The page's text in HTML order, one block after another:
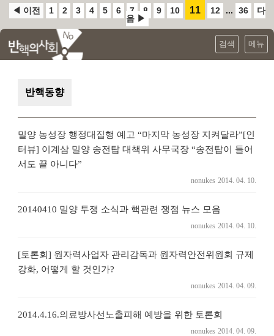
◀ 이전 1 2 3 4 5 6 7 8 9 10 11 12 ... 36
다
음 ▶
메뉴
검색
반핵동향
밀양 농성장 행정대집행 예고 “마지막 농성장 지켜달라”[인
터뷰] 이계삼 밀양 송전탑 대책위 사무국장 “송전탑이 들어
서도 끝 아니다”
nonukes 2014. 04. 10.
20140410 밀양 투쟁 소식과 핵관련 쟁점 뉴스 모음
nonukes 2014. 04. 10.
[토론회] 원자력사업자 관리감독과 원자력안전위원회 규제
강화, 어떻게 할 것인가?
nonukes 2014. 04. 09.
2014.4.16.의료방사선노출피해 예방을 위한 토론회
nonukes 2014. 04. 09.